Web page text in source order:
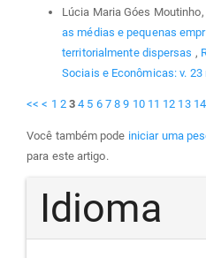
Lúcia Maria Góes Moutinho,
as médias e pequenas
territorialmente dispersas ,
Sociais e Econômicas: v. 23
<< < 1 2 3 4 5 6 7 8 9 10 11 12 13 14
Você também pode iniciar uma
para este artigo.
Idioma